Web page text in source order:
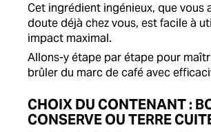
Cet ingrédient ingénieux, que vous
doute déjà chez vous, est facile à
impact maximal.
Allons-y étape par étape pour
brûler du marc de café avec
CHOIX DU CONTENANT :
CONSERVE OU TERRE